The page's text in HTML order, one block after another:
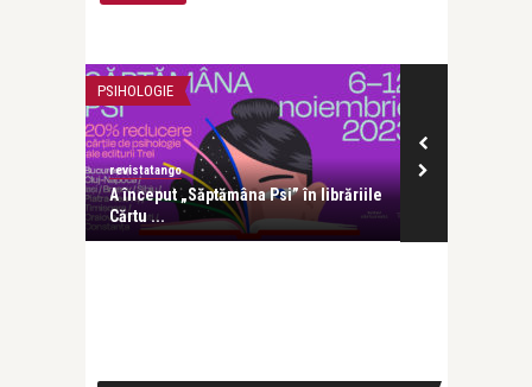
PSIHOLOGIE
revistatango
A început „Săptămâna Psi” în librăriile
Cărtu ...